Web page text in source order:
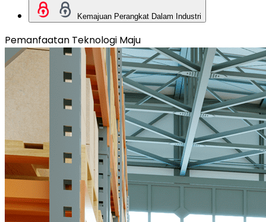
Kemajuan Perangkat Dalam Industri
Pemanfaatan Teknologi Maju